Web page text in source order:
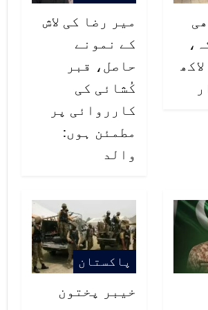
ویکسین کا بھی
کیا کروڑوں روپے کتا
خرچ کیے گئے مگر کتوں کی
نہیں آئی
نے مزید کہا کہ یپلز
بیان جاری کرنے میں
اپنے بچوں کو کتوں سے
ملزمان 65 لاکھ
میر رضا کی لاش
کے نمونے
حاصل، قبر
کُشائی کی
کارروائی پر
مطمئن ہوں:
والد
پاکستان
خیبر پختون